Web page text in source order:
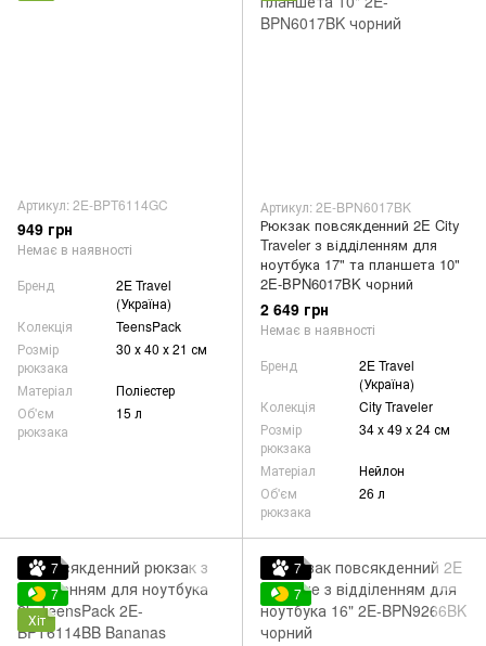
Артикул: 2E-BPT6114GC
949 грн
Немає в наявності
Бренд
2E Travel
(Україна)
Колекція
TeensPack
Розмір
рюкзака
30 х 40 х 21 см
Матеріал
Поліестер
Об'єм
рюкзака
15 л
Артикул: 2E-BPN6017BK
Рюкзак повсякденний 2E City
Traveler з відділенням для
ноутбука 17" та планшета 10"
2E-BPN6017BK чорний
2 649 грн
Немає в наявності
Бренд
2E Travel
(Україна)
Колекція
City Traveler
Розмір
рюкзака
34 x 49 x 24 см
Матеріал
Нейлон
Об'єм
рюкзака
26 л
7
7
Хіт
7
7